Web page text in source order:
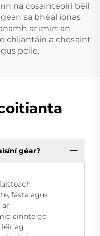
na cosainteoirí béil
sa bhéal ionas
ar imirt an
chliantáin a chosaint
peile.
géar?
fásta agus
ár
cinnte go
ag